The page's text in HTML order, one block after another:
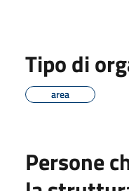
Tipo di
area
Persone